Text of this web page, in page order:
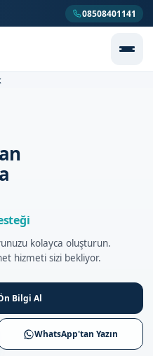
08508401141
kolayca oluşturun.
hizmeti sizi bekliyor.
Bilgi Al
WhatsApp'tan Yazın